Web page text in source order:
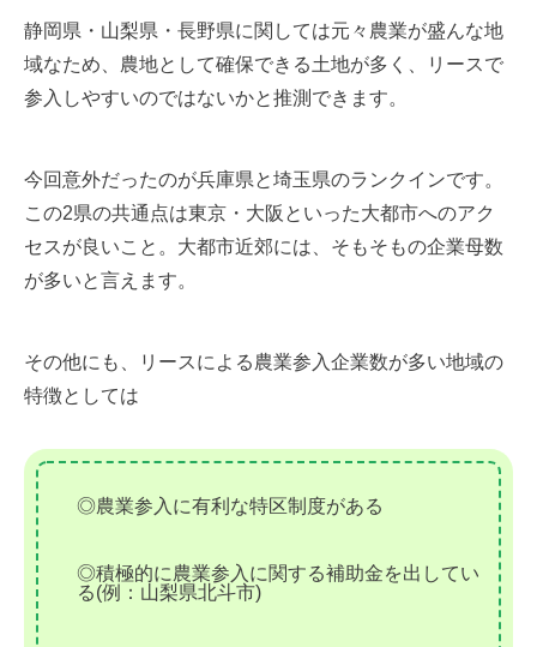
静岡県・山梨県・長野県に関しては元々農業が盛んな地
域なため、農地として確保できる土地が多く、リースで
参入しやすいのではないかと推測できます。
今回意外だったのが兵庫県と埼玉県のランクインです。
この2県の共通点は東京・大阪といった大都市へのアク
セスが良いこと。大都市近郊には、そもそもの企業母数
が多いと言えます。
その他にも、リースによる農業参入企業数が多い地域の
特徴としては
◎農業参入に有利な特区制度がある
◎積極的に農業参入に関する補助金を出してい
る(例：山梨県北斗市)